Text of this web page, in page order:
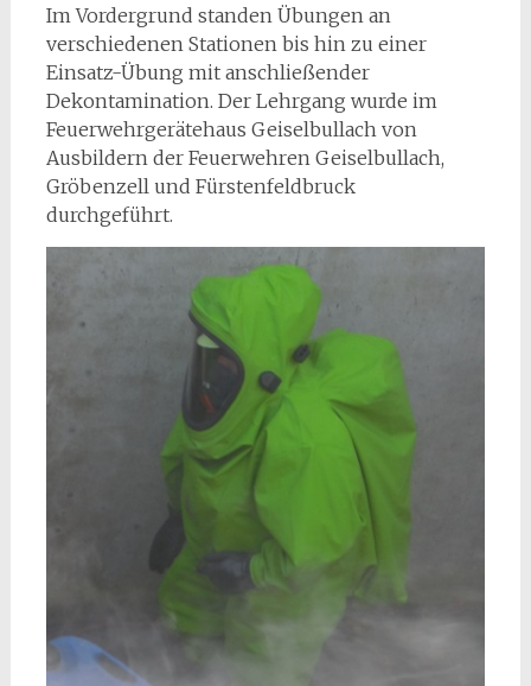
Im Vordergrund standen Übungen an
verschiedenen Stationen bis hin zu einer
Einsatz-Übung mit anschließender
Dekontamination. Der Lehrgang wurde im
Feuerwehrgerätehaus Geiselbullach von
Ausbildern der Feuerwehren Geiselbullach,
Gröbenzell und Fürstenfeldbruck
durchgeführt.